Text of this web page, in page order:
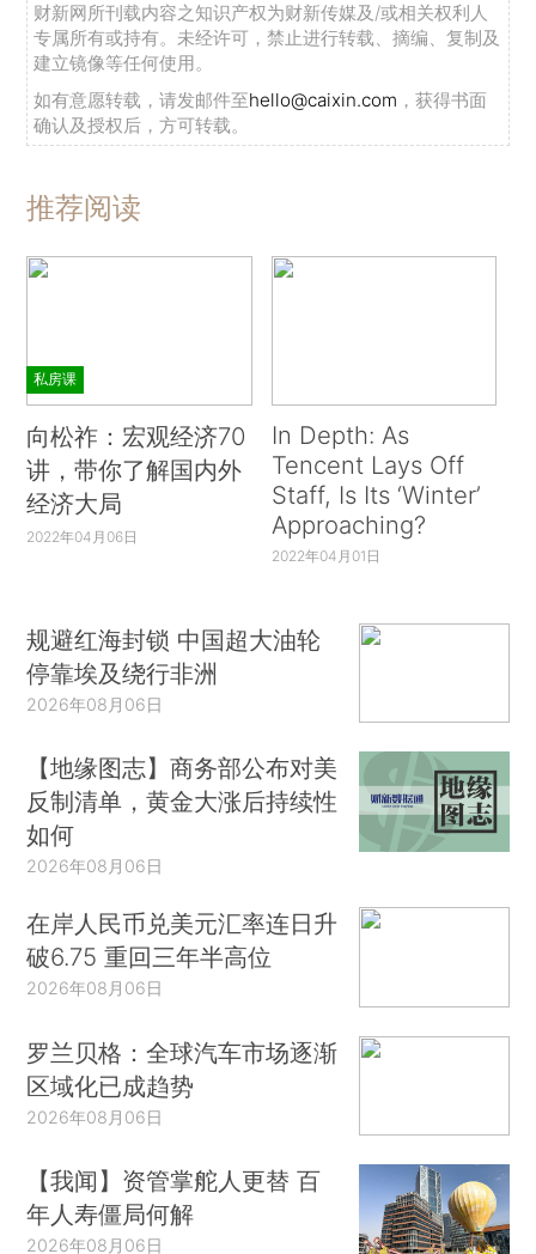
财新网所刊载内容之知识产权为财新传媒及/或相关权利人
专属所有或持有。未经许可，禁止进行转载、摘编、复制及
建立镜像等任何使用。
如有意愿转载，请发邮件至hello@caixin.com ，获得书面
确认及授权后，方可转载。
推荐阅读
私房课
向松祚：宏观经济70
讲，带你了解国内外
经济大局
2022年04月06日
In Depth: As
Tencent Lays Off
Staff, Is Its ‘Winter’
Approaching?
2022年04月01日
规避红海封锁 中国超大油轮
停靠埃及绕行非洲
2026年08月06日
【地缘图志】商务部公布对美
反制清单，黄金大涨后持续性
如何
2026年08月06日
在岸人民币兑美元汇率连日升
破6.75 重回三年半高位
2026年08月06日
罗兰贝格：全球汽车市场逐渐
区域化已成趋势
2026年08月06日
【我闻】资管掌舵人更替 百
年人寿僵局何解
2026年08月06日